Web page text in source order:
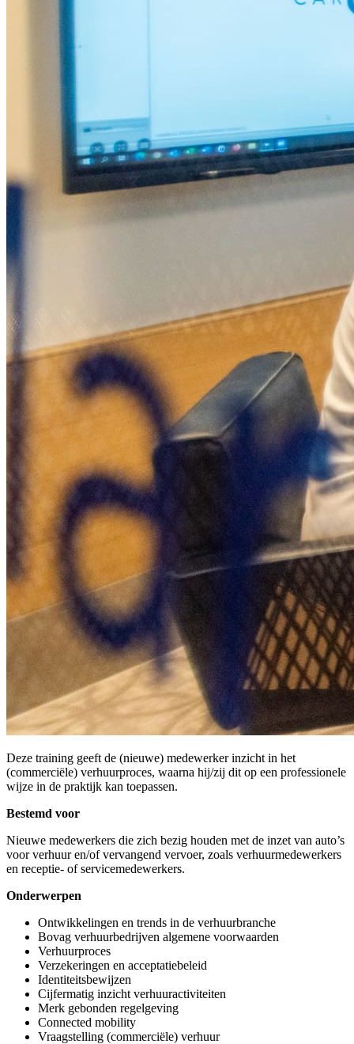
Deze training geeft de (nieuwe) medewerker inzicht in het
(commerciële) verhuurproces, waarna hij/zij dit op een professionele
wijze in de praktijk kan toepassen.
Bestemd voor
Nieuwe medewerkers die zich bezig houden met de inzet van auto’s
voor verhuur en/of vervangend vervoer, zoals verhuurmedewerkers
en receptie- of servicemedewerkers.
Onderwerpen
Ontwikkelingen en trends in de verhuurbranche
Bovag verhuurbedrijven algemene voorwaarden
Verhuurproces
Verzekeringen en acceptatiebeleid
Identiteitsbewijzen
Cijfermatig inzicht verhuuractiviteiten
Merk gebonden regelgeving
Connected mobility
Vraagstelling (commerciële) verhuur